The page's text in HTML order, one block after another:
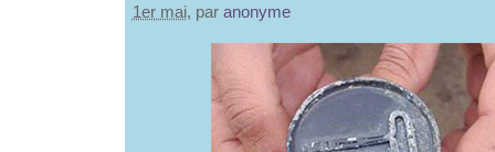
1er mai, par anonyme